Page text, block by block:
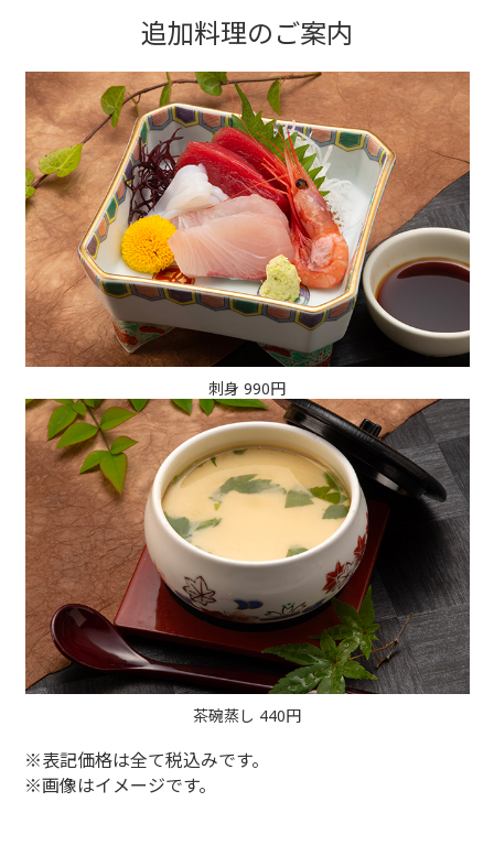
追加料理のご案内
刺身 990円
茶碗蒸し 440円
※表記価格は全て税込みです。
※画像はイメージです。